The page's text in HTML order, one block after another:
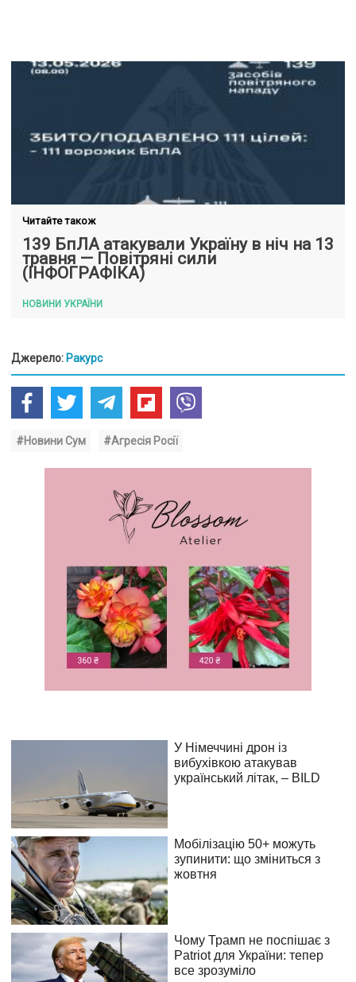
Читайте також
139 БпЛА атакували Україну в ніч на 13
травня — Повітряні сили
(ІНФОГРАФІКА)
НОВИНИ УКРАЇНИ
Джерело: Ракурс
#Новини Сум #Агресія Росії